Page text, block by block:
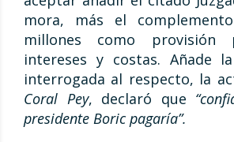
mora, más el
millones como provisión
intereses y costas. Añade
interrogada al respecto, la
Coral Pey, declaró que
presidente Boric pagaría”.